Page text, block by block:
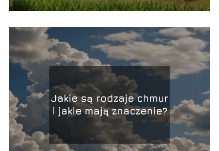
Jakie są rodzaje chmur
i jakie mają znaczenie?